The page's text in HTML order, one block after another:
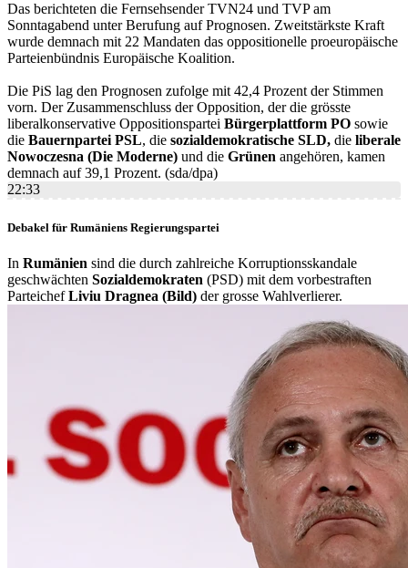
Das berichteten die Fernsehsender TVN24 und TVP am
Sonntagabend unter Berufung auf Prognosen. Zweitstärkste Kraft
wurde demnach mit 22 Mandaten das oppositionelle proeuropäische
Parteienbündnis Europäische Koalition.
Die PiS lag den Prognosen zufolge mit 42,4 Prozent der Stimmen
vorn. Der Zusammenschluss der Opposition, der die grösste
liberalkonservative Oppositionspartei Bürgerplattform PO sowie
die Bauernpartei PSL, die sozialdemokratische SLD, die liberale
Nowoczesna (Die Moderne) und die Grünen angehören, kamen
demnach auf 39,1 Prozent. (sda/dpa)
22:33
Debakel für Rumäniens Regierungspartei
In Rumänien sind die durch zahlreiche Korruptionsskandale
geschwächten Sozialdemokraten (PSD) mit dem vorbestraften
ParteichefLiviu Dragnea (Bild) der grosse Wahlverlierer.